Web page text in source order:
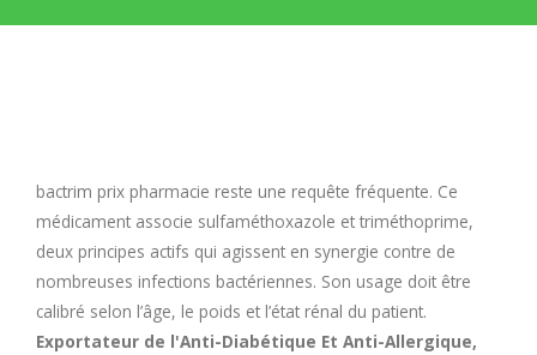
H
I
J
bactrim prix pharmacie reste une requête fréquente. Ce
médicament associe sulfaméthoxazole et triméthoprime,
deux principes actifs qui agissent en synergie contre de
nombreuses infections bactériennes. Son usage doit être
calibré selon l’âge, le poids et l’état rénal du patient.
Exportateur de l'Anti-Diabétique Et Anti-Allergique,